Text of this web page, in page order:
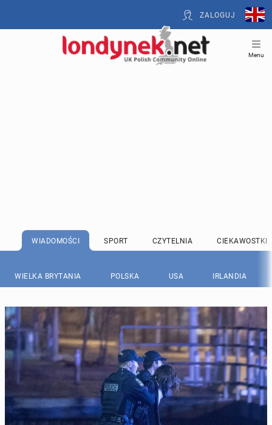
ZALOGUJ
Menu
WIADOMOŚCI SPORT CZYTELNIA CIEKAWOSTKI
WIELKA BRYTANIA POLSKA USA IRLANDIA